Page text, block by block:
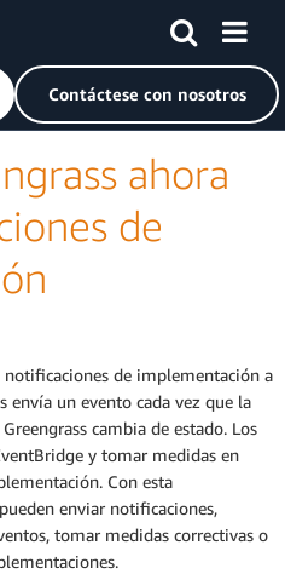
a la página de inicio de Amazon
Contáctese con nosotros
ahora
de
notificaciones de implementación a
envía un evento cada vez que la
cambia de estado. Los
y tomar medidas en
Con esta
enviar notificaciones,
tomar medidas correctivas o